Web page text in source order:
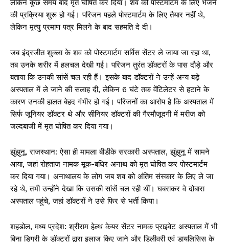
लेकिन कुछ समय बाद मृत घोषित कर दिया। शव को पोस्टमार्टम के लिए भेजने
की प्रक्रिया शुरू हो गई। परिजन पहले पोस्टमार्टम के लिए तैयार नहीं थे,
लेकिन मृत्यु प्रमाण पत्र मिलने के बाद सहमति दे दी।
जब इंद्रजीत शुक्ला के शव को पोस्टमार्टम सर्विस सेंटर ले जाया जा रहा था,
तब उनके शरीर में हलचल देखी गई। परिजन तुरंत डॉक्टरों के पास दौड़े और
बताया कि उनकी सांसें चल रही हैं। इसके बाद डॉक्टरों ने उन्हें अन्य बड़े
अस्पताल में ले जाने की सलाह दी, लेकिन 6 घंटे तक वेंटिलेटर से हटाने के
कारण उनकी हालत बेहद गंभीर हो गई। परिजनों का आरोप है कि अस्पताल में
सिर्फ जूनियर डॉक्टर थे और सीनियर डॉक्टरों की गैरमौजूदगी में मरीज को
जल्दबाजी में मृत घोषित कर दिया गया।
झुंझुनू, राजस्थान: ऐसा ही मामला बीडीके सरकारी अस्पताल, झुंझुनू में सामने
आया, जहां रोहताज नामक मूक-बधिर अनाथ को मृत घोषित कर पोस्टमार्टम
कर दिया गया। अनाथालय के लोग जब शव को अंतिम संस्कार के लिए ले जा
रहे थे, तभी उन्होंने देखा कि उसकी सांसें चल रही थीं। घबराकर वे दोबारा
अस्पताल पहुंचे, जहां डॉक्टरों ने उसे फिर से भर्ती किया।
शहडोल, मध्य प्रदेश: श्रीराम हेल्थ केयर सेंटर नामक प्राइवेट अस्पताल में भी
बिना डिग्री के डॉक्टरों द्वारा इलाज किए जाने और डिलीवरी एवं डायलिसिस के